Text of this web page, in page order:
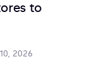
to
2026